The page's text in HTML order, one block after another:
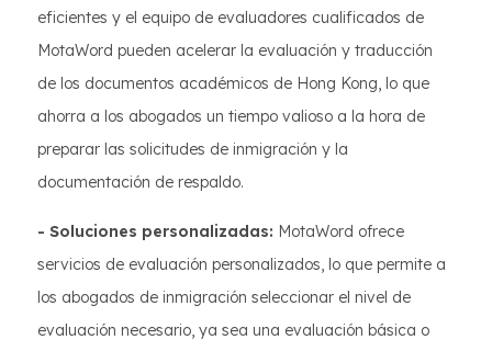
eficientes y el equipo de evaluadores cualificados de
MotaWord pueden acelerar la evaluación y traducción
de los documentos académicos de Hong Kong, lo que
ahorra a los abogados un tiempo valioso a la hora de
preparar las solicitudes de inmigración y la
documentación de respaldo.
- Soluciones personalizadas: MotaWord ofrece
servicios de evaluación personalizados, lo que permite a
los abogados de inmigración seleccionar el nivel de
evaluación necesario, ya sea una evaluación básica o